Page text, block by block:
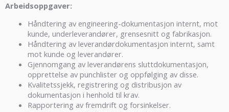
Arbeidsoppgaver:
Håndtering av engineering-dokumentasjon internt, mot
kunde, underleverandører, grensesnitt og fabrikasjon.
Håndtering av leverandørdokumentasjon internt, samt
mot kunde og leverandører.
Gjennomgang av leverandørens sluttdokumentasjon,
opprettelse av punchlister og oppfølging av disse.
Kvalitetssjekk, registrering og distribusjon av
dokumentasjon i henhold til krav.
Rapportering av fremdrift og forsinkelser.